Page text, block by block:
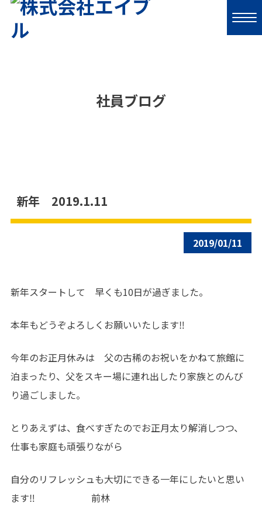
社員ブログ
新年 2019.1.11
2019/01/11
新年スタートして 早くも10日が過ぎました。
本年もどうぞよろしくお願いいたします‼
今年のお正月休みは 父の古稀のお祝いをかねて旅館に
泊まったり、父をスキー場に連れ出したり家族とのんび
り過ごしました。
とりあえずは、食べすぎたのでお正月太り解消しつつ、
仕事も家庭も頑張りながら
自分のリフレッシュも大切にできる一年にしたいと思い
ます‼ 前林